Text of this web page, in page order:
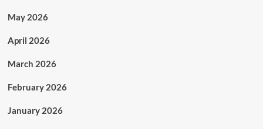
May 2026
April 2026
March 2026
February 2026
January 2026